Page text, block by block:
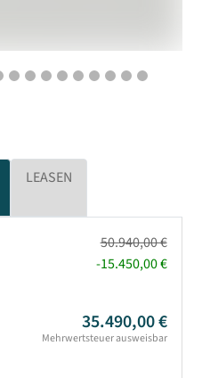
LEASEN
50.940,00 €
-15.450,00 €
35.490,00 €
Mehrwertsteuer ausweisbar